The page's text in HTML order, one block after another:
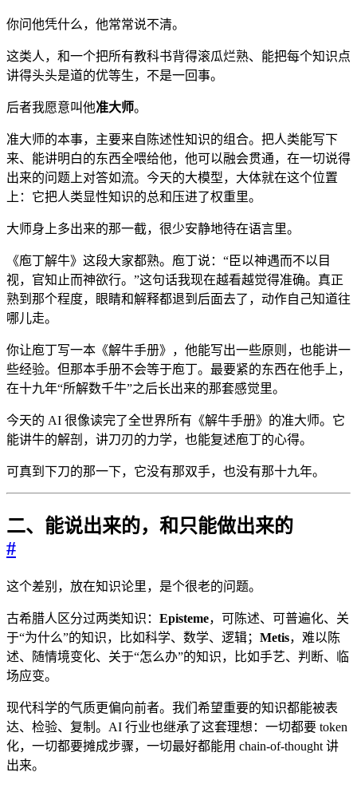
你问他凭什么，他常常说不清。
这类人，和一个把所有教科书背得滚瓜烂熟、能把每个知识点
讲得头头是道的优等生，不是一回事。
后者我愿意叫他准大师。
准大师的本事，主要来自陈述性知识的组合。把人类能写下
来、能讲明白的东西全喂给他，他可以融会贯通，在一切说得
出来的问题上对答如流。今天的大模型，大体就在这个位置
上：它把人类显性知识的总和压进了权重里。
大师身上多出来的那一截，很少安静地待在语言里。
《庖丁解牛》这段大家都熟。庖丁说：“臣以神遇而不以目
视，官知止而神欲行。”这句话我现在越看越觉得准确。真正
熟到那个程度，眼睛和解释都退到后面去了，动作自己知道往
哪儿走。
你让庖丁写一本《解牛手册》，他能写出一些原则，也能讲一
些经验。但那本手册不会等于庖丁。最要紧的东西在他手上，
在十九年“所解数千牛”之后长出来的那套感觉里。
今天的 AI 很像读完了全世界所有《解牛手册》的准大师。它
能讲牛的解剖，讲刀刃的力学，也能复述庖丁的心得。
可真到下刀的那一下，它没有那双手，也没有那十九年。
二、能说出来的，和只能做出来的
#
这个差别，放在知识论里，是个很老的问题。
古希腊人区分过两类知识： Episteme，可陈述、可普遍化、关
于“为什么”的知识，比如科学、数学、逻辑； Metis，难以陈
述、随情境变化、关于“怎么办”的知识，比如手艺、判断、临
场应变。
现代科学的气质更偏向前者。我们希望重要的知识都能被表
达、检验、复制。AI 行业也继承了这套理想：一切都要 token
化，一切都要摊成步骤，一切最好都能用 chain-of-thought 讲
出来。